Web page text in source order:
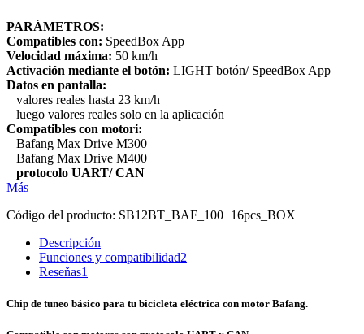
PARÁMETROS:
Compatibles con: SpeedBox App
Velocidad máxima: 50 km/h
Activación mediante el botón: LIGHT botón/ SpeedBox App
Datos en pantalla:
valores reales hasta 23 km/h
luego valores reales solo en la aplicación
Compatibles con motori:
Bafang Max Drive M300
Bafang Max Drive M400
protocolo UART/ CAN
Más
Código del producto: SB12BT_BAF_100+16pcs_BOX
Descripción
Funciones y compatibilidad2
Reseňas1
Chip de tuneo básico para tu bicicleta eléctrica con motor Bafang.